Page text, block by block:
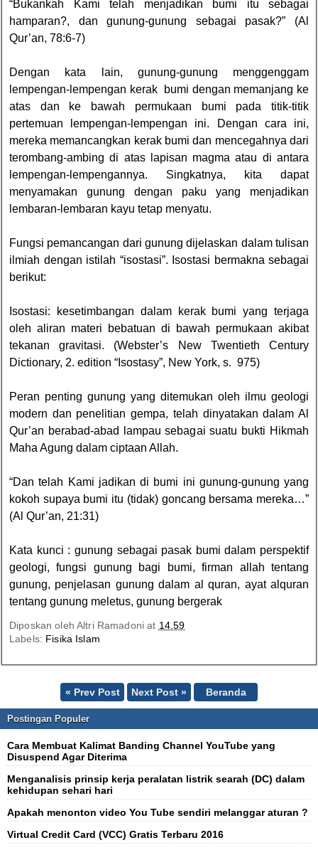
“Bukankah Kami telah menjadikan bumi itu sebagai
hamparan?, dan gunung-gunung sebagai pasak?” (Al
Qur’an, 78:6-7)
Dengan kata lain, gunung-gunung menggenggam
lempengan-lempengan kerak bumi dengan memanjang ke
atas dan ke bawah permukaan bumi pada titik-titik
pertemuan lempengan-lempengan ini. Dengan cara ini,
mereka memancangkan kerak bumi dan mencegahnya dari
terombang-ambing di atas lapisan magma atau di antara
lempengan-lempengannya. Singkatnya, kita dapat
menyamakan gunung dengan paku yang menjadikan
lembaran-lembaran kayu tetap menyatu.
Fungsi pemancangan dari gunung dijelaskan dalam tulisan
ilmiah dengan istilah “isostasi”. Isostasi bermakna sebagai
berikut:
Isostasi: kesetimbangan dalam kerak bumi yang terjaga
oleh aliran materi bebatuan di bawah permukaan akibat
tekanan gravitasi. (Webster’s New Twentieth Century
Dictionary, 2. edition “Isostasy”, New York, s. 975)
Peran penting gunung yang ditemukan oleh ilmu geologi
modern dan penelitian gempa, telah dinyatakan dalam Al
Qur’an berabad-abad lampau sebagai suatu bukti Hikmah
Maha Agung dalam ciptaan Allah.
“Dan telah Kami jadikan di bumi ini gunung-gunung yang
kokoh supaya bumi itu (tidak) goncang bersama mereka…”
(Al Qur’an, 21:31)
Kata kunci : gunung sebagai pasak bumi dalam perspektif
geologi, fungsi gunung bagi bumi, firman allah tentang
gunung, penjelasan gunung dalam al quran, ayat alquran
tentang gunung meletus, gunung bergerak
Diposkan oleh Altri Ramadoni at 14.59
Labels: Fisika Islam
« Prev Post Next Post » Beranda
Postingan Populer
Cara Membuat Kalimat Banding Channel YouTube yang
Disuspend Agar Diterima
Menganalisis prinsip kerja peralatan listrik searah (DC) dalam
kehidupan sehari hari
Apakah menonton video You Tube sendiri melanggar aturan ?
Virtual Credit Card (VCC) Gratis Terbaru 2016